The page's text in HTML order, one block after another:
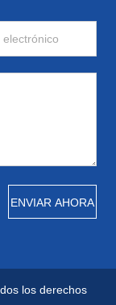
los derechos